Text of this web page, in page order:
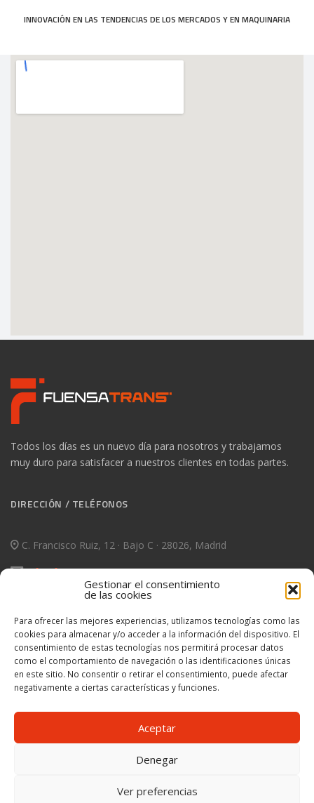
Gestionar el consentimiento
de las cookies
Para ofrecer las mejores experiencias, utilizamos tecnologías como las
cookies para almacenar y/o acceder a la información del dispositivo. El
consentimiento de estas tecnologías nos permitirá procesar datos
como el comportamiento de navegación o las identificaciones únicas
en este sitio. No consentir o retirar el consentimiento, puede afectar
negativamente a ciertas características y funciones.
Aceptar
Denegar
Ver preferencias
INNOVACIÓN EN LAS TENDENCIAS DE LOS MERCADOS Y EN MAQUINARIA
Todos los días es un nuevo día para nosotros y trabajamos
muy duro para satisfacer a nuestros clientes en todas partes.
DIRECCIÓN / TELÉFONOS
C. Francisco Ruiz, 12 · Bajo C · 28026, Madrid
info@fuensatrans.es
T. 630980257/56
INFORMACIÓN LEGAL
Política de Privacidad
Política de cookies (UE)
NonCommercial-ShareAlike 4.0 International License
Fuensatrans, S.L · Diseño y Programación